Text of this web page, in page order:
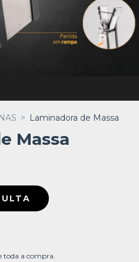
> Laminadora de Massa
Massa
toda a compra.